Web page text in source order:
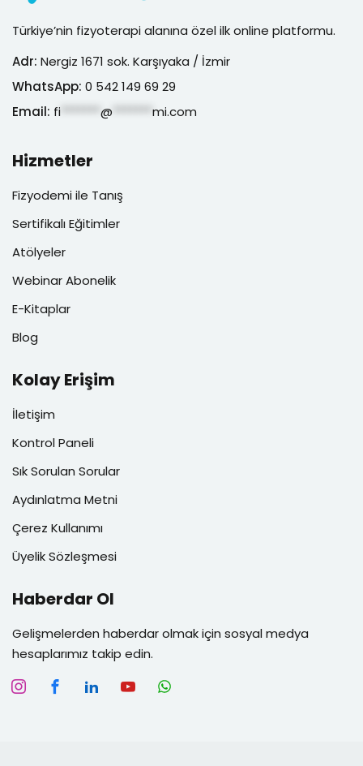
Türkiye’nin fizyoterapi alanına özel ilk online platformu.
Adr: Nergiz 1671 sok. Karşıyaka / İzmir
WhatsApp: 0 542 149 69 29
Email: fi @ mi.com
Hizmetler
Fizyodemi ile Tanış
Sertifikalı Eğitimler
Atölyeler
Webinar Abonelik
E-Kitaplar
Blog
Kolay Erişim
İletişim
Kontrol Paneli
Sık Sorulan Sorular
Aydınlatma Metni
Çerez Kullanımı
Üyelik Sözleşmesi
Haberdar Ol
Gelişmelerden haberdar olmak için sosyal medya
hesaplarımız takip edin.